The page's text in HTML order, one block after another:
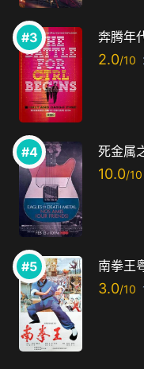
奔腾年
2.0
死金属
10.0
南拳王
3.0